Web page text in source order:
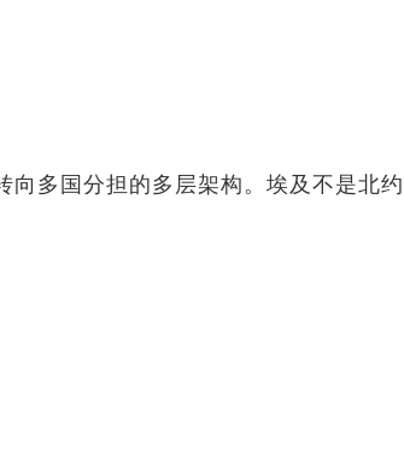
多国分担的多层架构。埃及不是北